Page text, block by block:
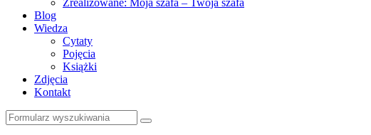
Blog
Wiedza
Cytaty
Pojęcia
Książki
Zdjęcia
Kontakt
Szukaj